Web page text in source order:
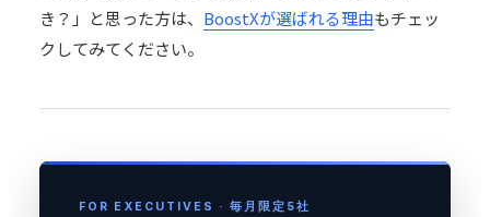
き？」と思った方は、 BoostXが選ばれる理由もチェッ
クしてみてください。
FOR EXECUTIVES · 毎月限定5社